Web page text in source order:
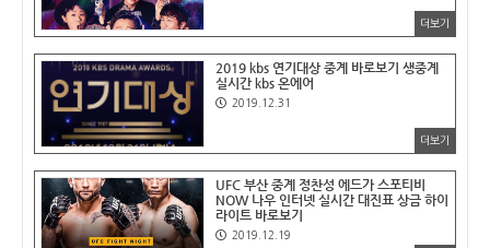
더보기
2019 kbs 연기대상 중계 바로보기 생중계
실시간 kbs 온에어
2019.12.31
더보기
UFC 부산 중계 정찬성 에드가 스포티비
NOW 나우 인터넷 실시간 대진표 상금 하이
라이트 바로보기
2019.12.19